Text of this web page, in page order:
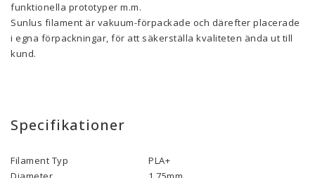
funktionella prototyper m.m.
Sunlus filament är vakuum-förpackade och därefter placerade
i egna förpackningar, för att säkerställa kvaliteten ända ut till
kund.
Specifikationer
Filament Typ
PLA+